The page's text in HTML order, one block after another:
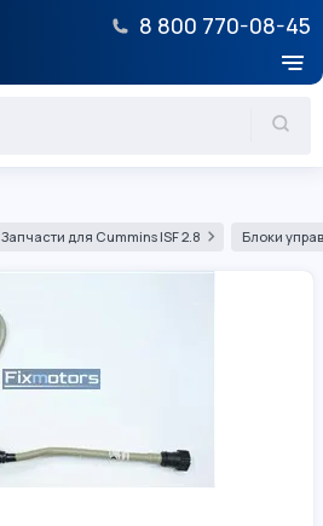
8 800 770-08-45
Запчасти для Cummins ISF 2.8 Блоки